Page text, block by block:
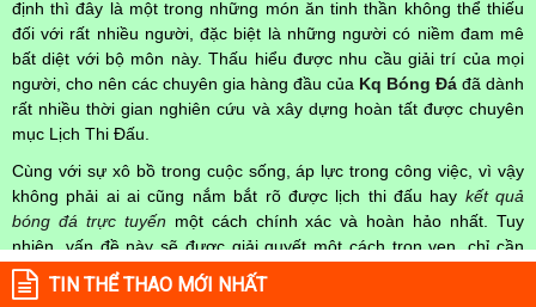
định thì đây là một trong những món ăn tinh thần không thể thiếu
đối với rất nhiều người, đặc biệt là những người có niềm đam mê
bất diệt với bộ môn này. Thấu hiểu được nhu cầu giải trí của mọi
người, cho nên các chuyên gia hàng đầu của Kq Bóng Đá đã dành
rất nhiều thời gian nghiên cứu và xây dựng hoàn tất được chuyên
mục Lịch Thi Đấu.
Cùng với sự xô bồ trong cuộc sống, áp lực trong công việc, vì vậy
không phải ai ai cũng nắm bắt rõ được lịch thi đấu hay kết quả
bóng đá trực tuyến một cách chính xác và hoàn hảo nhất. Tuy
nhiên, vấn đề này sẽ được giải quyết một cách trọn vẹn, chỉ cần
truy cập vào chuyên mục
Lịch Thi Đấu
mọi người hoàn toàn nắm rõ được chính xác về thời gian các trận
TIN THỂ THAO MỚI NHẤT